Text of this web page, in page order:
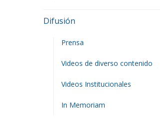
Difusión
Prensa
Videos de diverso contenido
Videos Institucionales
In Memoriam